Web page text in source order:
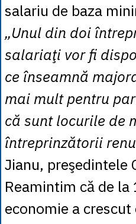
salariu de baza
„Unul din doi
salariaţi vor fi
ce înseamnă
mai mult pentru
că sunt locurile de
întreprinzătorii
Jianu, preşedintele
Reamintim că de
economie a